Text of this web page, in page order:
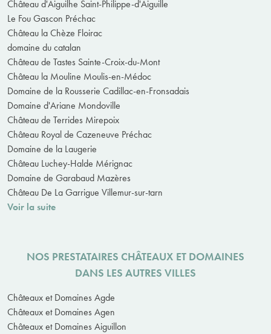
Château d'Aiguilhe Saint-Philippe-d'Aiguille
Le Fou Gascon Préchac
Château la Chèze Floirac
domaine du catalan
Château de Tastes Sainte-Croix-du-Mont
Château la Mouline Moulis-en-Médoc
Domaine de la Rousserie Cadillac-en-Fronsadais
Domaine d'Ariane Mondoville
Château de Terrides Mirepoix
Château Royal de Cazeneuve Préchac
Domaine de la Laugerie
Château Luchey-Halde Mérignac
Domaine de Garabaud Mazères
Château De La Garrigue Villemur-sur-tarn
Voir la suite
NOS PRESTATAIRES CHÂTEAUX ET DOMAINES
DANS LES AUTRES VILLES
Châteaux et Domaines Agde
Châteaux et Domaines Agen
Châteaux et Domaines Aiguillon